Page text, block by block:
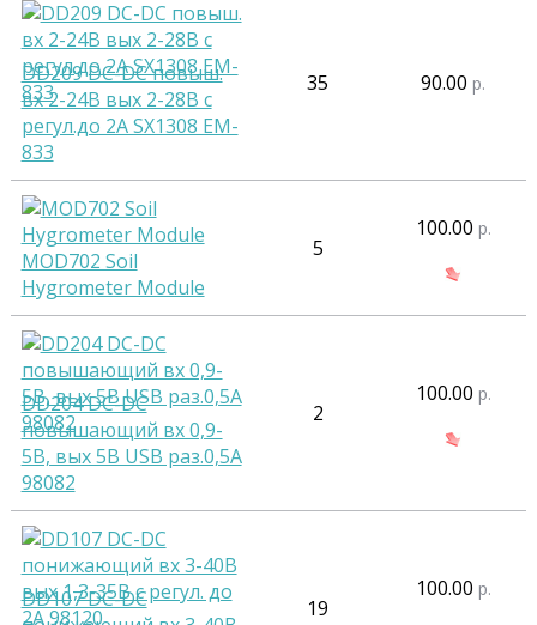
DD209 DC-DC повыш.
вх 2-24В вых 2-28В с
регул.до 2А SX1308 EM-
833
35 90.00 р.
MOD702 Soil
Hygrometer Module
5
100.00 р.
DD204 DC-DC
повышающий вх 0,9-
5В, вых 5В USB раз.0,5А
98082
2
100.00 р.
DD107 DC-DC
19
100.00 р.